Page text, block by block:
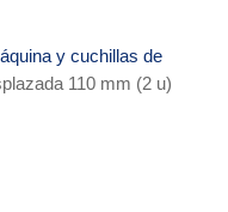
y cuchillas de
110 mm (2 u)